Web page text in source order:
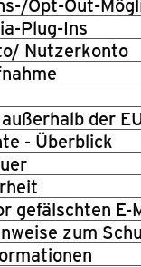
Plug-Ins
Nutzerkonto
der
- Überblick
gefälschten
zum